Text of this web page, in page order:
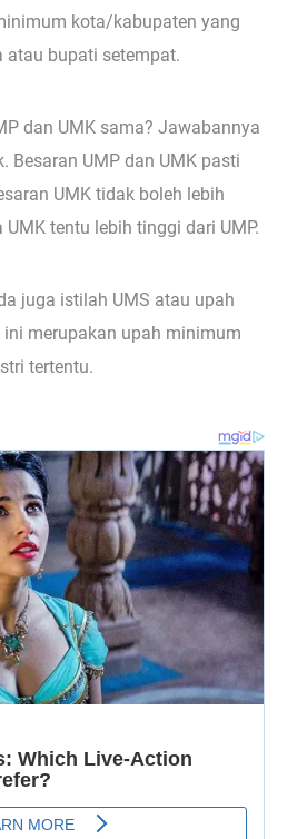
kota/kabupaten yang
bupati setempat.
dan UMK sama? Jawabannya
Besaran UMP dan UMK pasti
UMK tidak boleh lebih
UMK tentu lebih tinggi dari UMP.
juga istilah UMS atau upah
merupakan upah minimum
tertentu.